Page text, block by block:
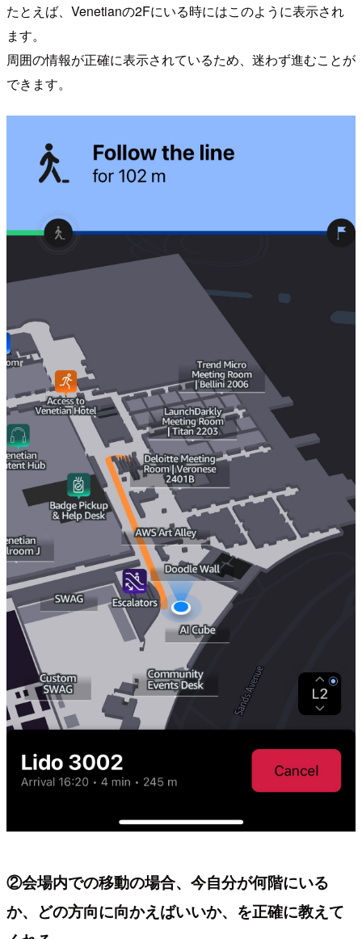
たとえば、Venetianの2Fにいる時にはこのように表示され
ます。
周囲の情報が正確に表示されているため、迷わず進むことが
できます。
②会場内での移動の場合、今自分が何階にいる
か、どの方向に向かえばいいか、を正確に教えて